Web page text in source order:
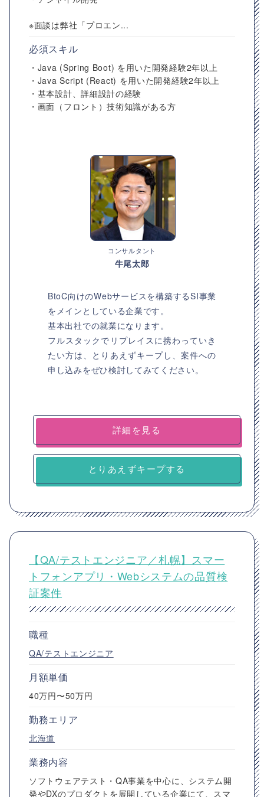
※面談は弊社「プロエン...
必須スキル
・Java (Spring Boot) を用いた開発経験2年以上
・Java Script (React) を用いた開発経験2年以上
・基本設計、詳細設計の経験
・画面（フロント）技術知識がある方
コンサルタント
牛尾太郎
BtoC向けのWebサービスを構築するSI事業
をメインとしている企業です。
基本出社での就業になります。
フルスタックでリプレイスに携わっていき
たい方は、とりあえずキープし、案件への
申し込みをぜひ検討してみてください。
詳細を見る
とりあえずキープする
【QA/テストエンジニア／札幌】スマー
トフォンアプリ・Webシステムの品質検
証案件
職種
QA/テストエンジニア
月額単価
40万円〜50万円
勤務エリア
北海道
業務内容
ソフトウェアテスト・QA事業を中心に、システム開
発やDXのプロダクトを展開している企業にて、スマ